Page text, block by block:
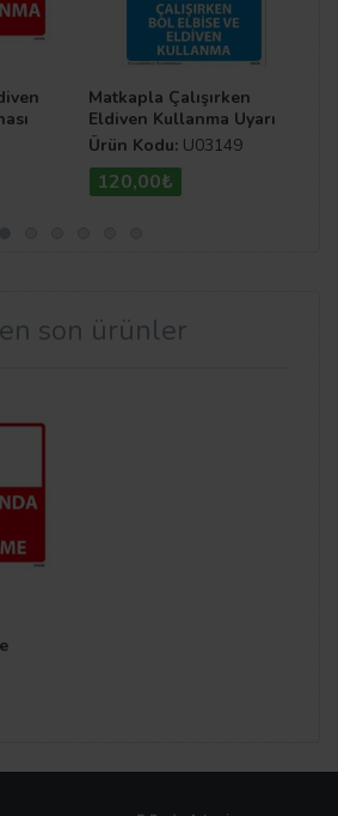
Matkapla Çalışırken
Eldiven Kullanma Uyarı
Levhası
Ürün Kodu: U03149
120,00₺
son ürünler